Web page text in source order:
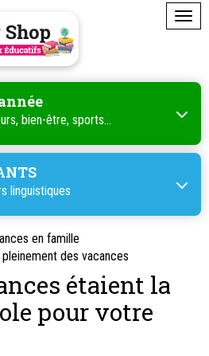
bien-être, sports...
linguistiques
en famille
des vacances
étaient la
pour votre